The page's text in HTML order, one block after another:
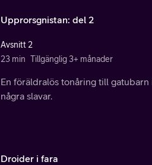
Upprorsgnistan: del 2
Avsnitt 2
23 min Tillgänglig 3+ månader
En föräldralös tonåring till
några slavar.
Droider i fara